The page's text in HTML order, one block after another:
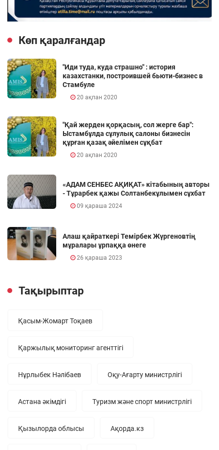
Көп қаралғандар
"Иди туда, куда страшно" : история
казахстанки, построившей бьюти-бизнес в
Стамбуле
20 ақпан 2020
"Қай жерден қорқасың, сол жерге бар":
Ыстамбұлда сұлулық салоны бизнесін
құрған қазақ әйелімен сұқбат
20 ақпан 2020
«АДАМ СЕНБЕС АҚИҚАТ» кітабының авторы
- Тұрарбек қажы Солтанбекұлымен сұхбат
09 қараша 2024
Алаш қайраткері Темірбек Жүргеновтің
мұралары ұрпаққа өнеге
26 қараша 2023
Тақырыптар
Қасым-Жомарт Тоқаев
Қаржылық мониторинг агенттігі
Нұрлыбек Нәлібаев Оқу-Ағарту министрлігі
Астана әкімдігі Туризм және спорт министрлігі
Қызылорда облысы Ақорда.кз